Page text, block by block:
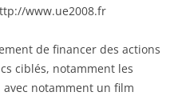
www.ue2008.fr
de financer des actions
ciblés, notamment les
avec notamment un film